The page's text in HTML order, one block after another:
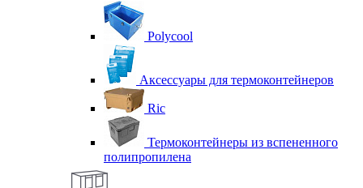
Polycool
Аксессуары для термоконтейнеров
Ric
Термоконтейнеры из вспененного
полипропилена